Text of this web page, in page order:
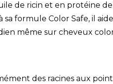
de ricin et en protéine
sa formule Color Safe, il
même sur cheveux
des racines aux